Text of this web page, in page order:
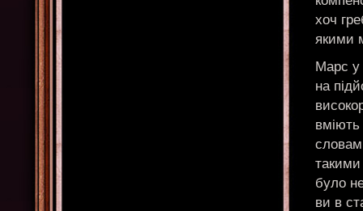
хоч
якими
Марс у
на
вміють
було
ви в